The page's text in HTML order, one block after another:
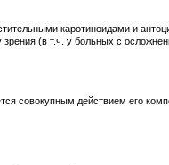
каротиноидами и
зрения (в т.ч. у больных с
совокупным действием его